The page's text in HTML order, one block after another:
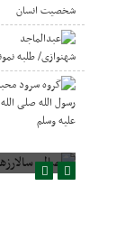
صالح